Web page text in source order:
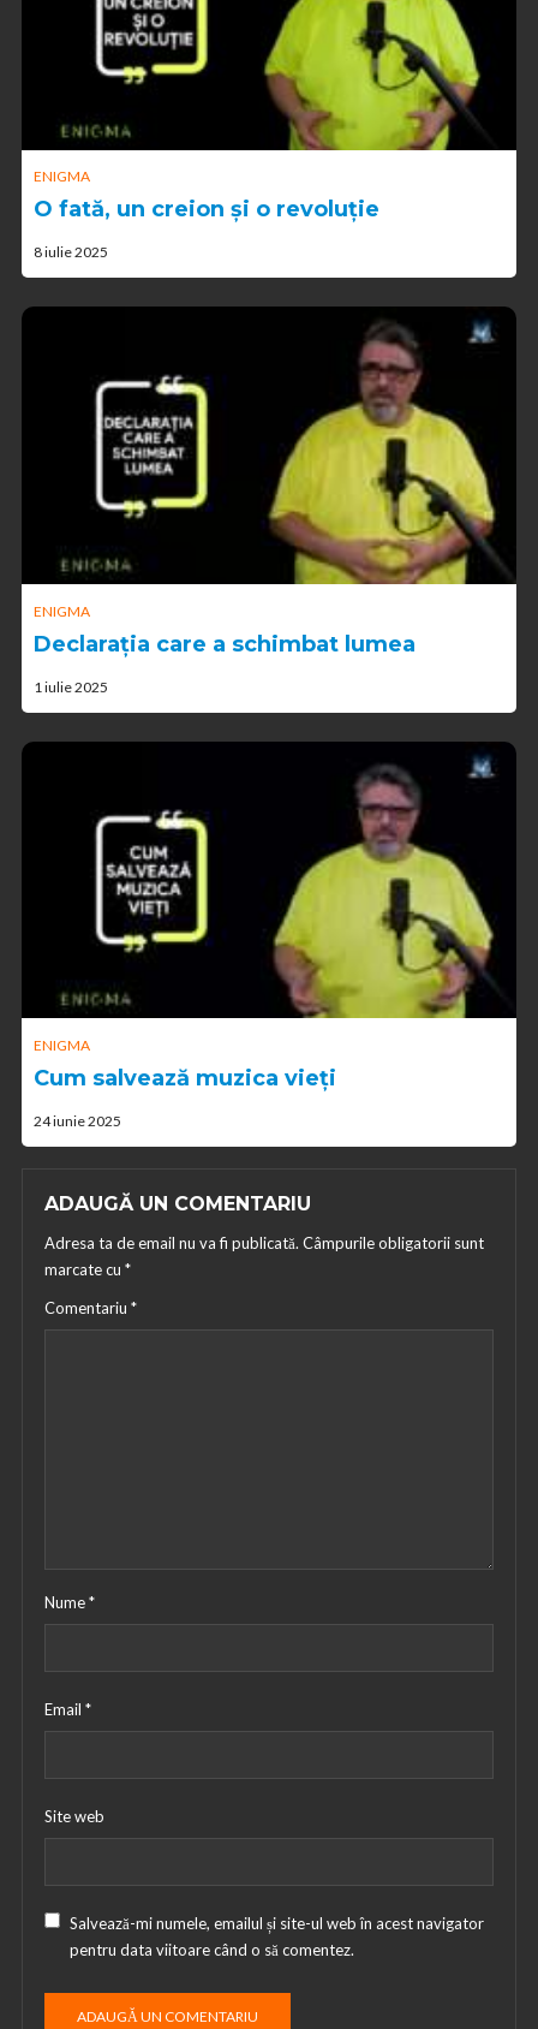
ENIGMA
O fată, un creion și o revoluție
8 iulie 2025
ENIGMA
Declarația care a schimbat lumea
1 iulie 2025
ENIGMA
Cum salvează muzica vieți
24 iunie 2025
ADAUGĂ UN COMENTARIU
Adresa ta de email nu va fi publicată. Câmpurile obligatorii sunt
marcate cu *
Comentariu *
Nume*
Email *
Site web
Salvează-mi numele, emailul și site-ul web în acest navigator
pentru data viitoare când o să comentez.